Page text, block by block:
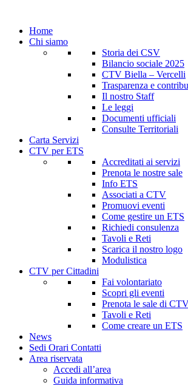
Home
Chi siamo
Storia dei CSV
Bilancio sociale 2025
CTV Biella – Vercelli
Trasparenza e
Il nostro Staff
Le leggi
Documenti ufficiali
Consulte Territoriali
Carta Servizi
CTV per ETS
Accreditati ai servizi
Prenota le nostre sale
Info ETS
Associati a CTV
Promuovi eventi
Come gestire un ETS
Richiedi consulenza
Tavoli e Reti
Scarica il nostro logo
Modulistica
CTV per Cittadini
Fai volontariato
Scopri gli eventi
Prenota le sale di
Tavoli e Reti
Come creare un ETS
News
Sedi Orari Contatti
Area riservata
Accedi all’area
Guida informativa